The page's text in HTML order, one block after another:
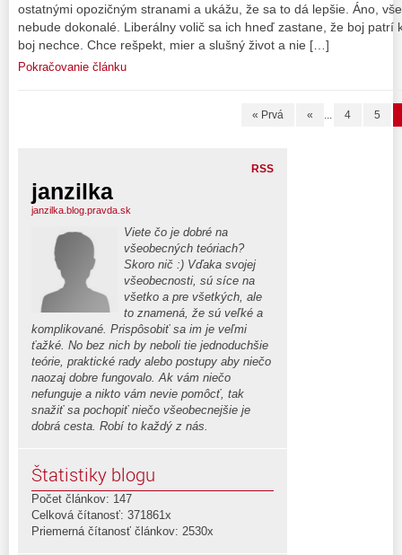
ostatnými opozičným stranami a ukážu, že sa to dá lepšie. Áno,
nebude dokonalé. Liberálny volič sa ich hneď zastane, že boj patrí
boj nechce. Chce rešpekt, mier a slušný život a nie […]
Pokračovanie článku
« Prvá « ... 4 5
RSS
janzilka
janzilka.blog.pravda.sk
Viete čo je dobré na
všeobecných teóriach?
Skoro nič :) Vďaka svojej
všeobecnosti, sú síce na
všetko a pre všetkých, ale
to znamená, že sú veľké a
komplikované. Prispôsobiť sa im je veľmi
ťažké. No bez nich by neboli tie jednoduchšie
teórie, praktické rady alebo postupy aby niečo
naozaj dobre fungovalo. Ak vám niečo
nefunguje a nikto vám nevie pomôcť, tak
snažiť sa pochopiť niečo všeobecnejšie je
dobrá cesta. Robí to každý z nás.
Štatistiky blogu
Počet článkov: 147
Celková čítanosť: 371861x
Priemerná čítanosť článkov: 2530x